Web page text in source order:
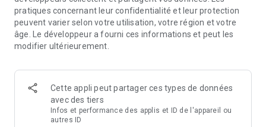
Fonctionnalités de l'application Programme musculation :
💪 Chrono intégré : le chrono démarre automatiquement à la
fin d'une série.
musculation
💪 100+ exercices préconçus de muscu et de fitness classés
par groupes musculaires : abdos, avant-bras, biceps, dos,
épaules, fessiers, ischio-jambiers, lombaires, mollets,
poitrine, quadriceps, trapèzes, triceps.
pratiques concernant leur confidentialité et leur protection
peuvent varier selon votre utilisation, votre région et votre
âge. Le développeur a fourni ces informations et peut les
modifier ultérieurement.
Cette appli peut partager ces types de données
avec des tiers
Infos et performance des applis et ID de l'appareil ou
autres ID